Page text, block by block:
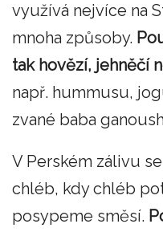
využívá nejvíce na
mnoha způsoby.
tak hovězí, jehněčí
např. hummusu,
zvané baba
V Perském zálivu
chléb, kdy chléb
posypeme směsí.